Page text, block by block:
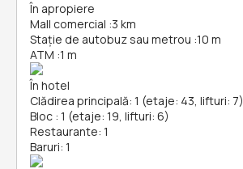
În apropiere
Mall comercial :3 km
Stație de autobuz sau metrou :10 m
ATM :1 m
În hotel
Clădirea principală: 1 (etaje: 43, lifturi: 7)
Bloc : 1 (etaje: 19, lifturi: 6)
Restaurante: 1
Baruri: 1